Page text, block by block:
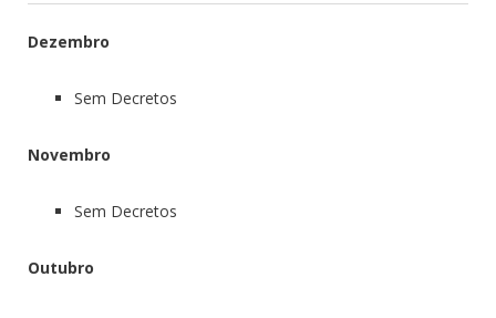
Dezembro
Sem Decretos
Novembro
Sem Decretos
Outubro